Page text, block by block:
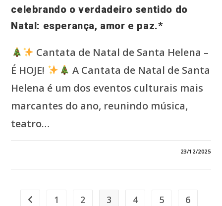
celebrando o verdadeiro sentido do
Natal: esperança, amor e paz.*
Cantata de Natal de Santa Helena –
É HOJE!
A Cantata de Natal de Santa
Helena é um dos eventos culturais mais
marcantes do ano, reunindo música,
teatro…
23/12/2025
Ir para a página anterior
1 2 3 4 5
6